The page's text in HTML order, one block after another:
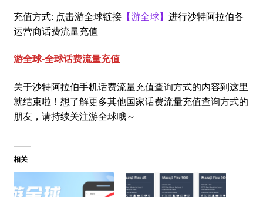
充值方式: 点击游全球链接【游全球】 进行沙特阿拉伯各
运营商话费流量充值
游全球-全球话费流量充值
关于沙特阿拉伯手机话费流量充值查询方式的内容到这里
就结束啦！想了解更多其他国家话费流量充值查询方式的
朋友，请持续关注游全球哦～
相关